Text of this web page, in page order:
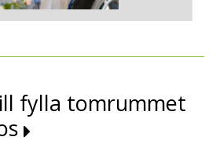
fylla tomrummet